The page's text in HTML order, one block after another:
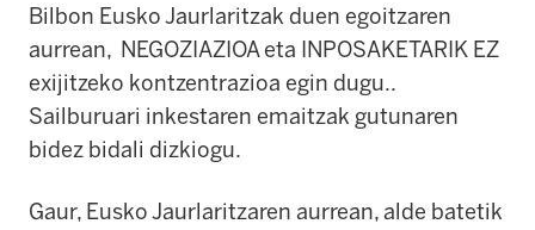
Bilbon Eusko Jaurlaritzak duen egoitzaren
aurrean, NEGOZIAZIOA eta INPOSAKETARIK EZ
exijitzeko kontzentrazioa egin dugu..
Sailburuari inkestaren emaitzak gutunaren
bidez bidali dizkiogu.
Gaur, Eusko Jaurlaritzaren aurrean, alde batetik